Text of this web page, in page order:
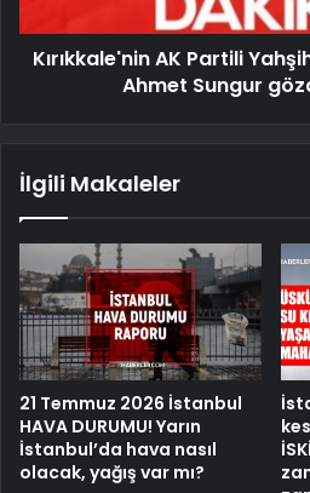
Kırıkkale'nin AK Partili
Ahmet Sungur
İlgili Makaleler
21 Temmuz 2026 İstanbul
HAVA DURUMU! Yarın
İstanbul’da hava nasıl
olacak, yağış var mı?